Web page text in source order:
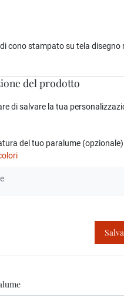
cono stampato su tela disegno
del prodotto
di salvare la tua
del tuo paralume